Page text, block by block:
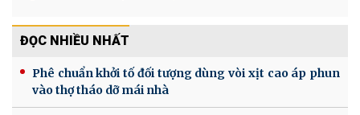
ĐỌC NHIỀU NHẤT
Phê chuẩn khởi tố đối tượng dùng vòi xịt cao áp phun
vào thợ tháo dỡ mái nhà